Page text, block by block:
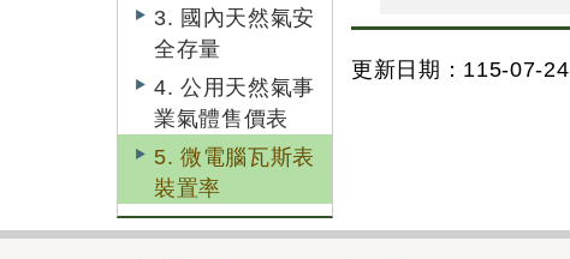
3. 國內天然氣安
全存量
4. 公用天然氣事
業氣體售價表
5. 微電腦瓦斯表
裝置率
更新日期：115-07-24